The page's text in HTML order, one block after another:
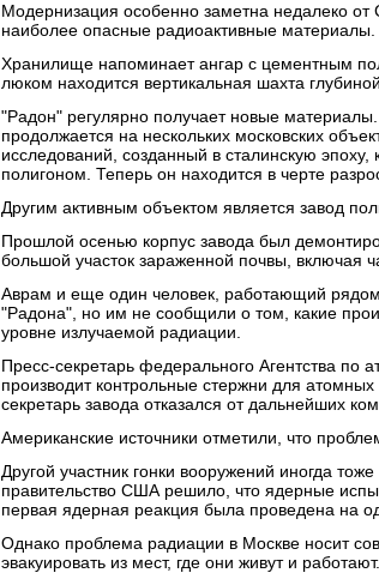
Модернизация особенно заметна недалеко
наиболее опасные радиоактивные материалы.
Хранилище напоминает ангар с цементным
люком находится вертикальная шахта
"Радон" регулярно получает новые
продолжается на нескольких московских
исследований, созданный в сталинскую
полигоном. Теперь он находится в черте
Другим активным объектом является завод
Прошлой осенью корпус завода был
большой участок зараженной почвы, включая
Аврам и еще один человек, работающий
"Радона", но им не сообщили о том, какие
уровне излучаемой радиации.
Пресс-секретарь федерального Агентства по
производит контрольные стержни для
секретарь завода отказался от дальнейших
Американские источники отметили, что
Другой участник гонки вооружений иногда
правительство США решило, что ядерные
первая ядерная реакция была проведена на
Однако проблема радиации в Москве носит
эвакуировать из мест, где они живут и